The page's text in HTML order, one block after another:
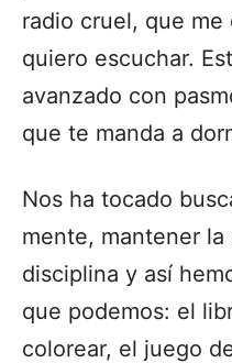
radio cruel, que me
quiero escuchar.
avanzado con
que te manda a
Nos ha tocado
mente, mantener
disciplina y así
que podemos: el
colorear, el juego